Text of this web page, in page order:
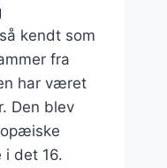
kendt som
fra
har været
Den blev
i det 16.